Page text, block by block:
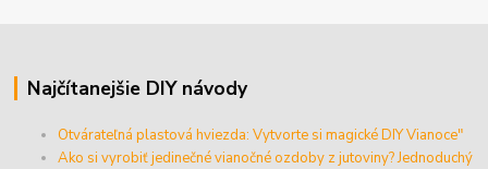
Najčítanejšie DIY návody
Otvárateľná plastová hviezda: Vytvorte si magické DIY Vianoce"
Ako si vyrobiť jedinečné vianočné ozdoby z jutoviny? Jednoduchý